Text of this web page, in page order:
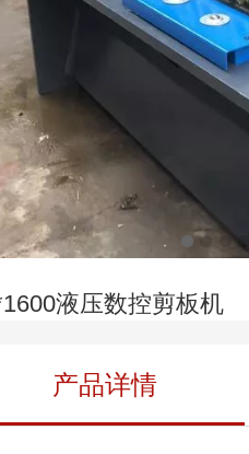
液压数控剪板机
产品详情